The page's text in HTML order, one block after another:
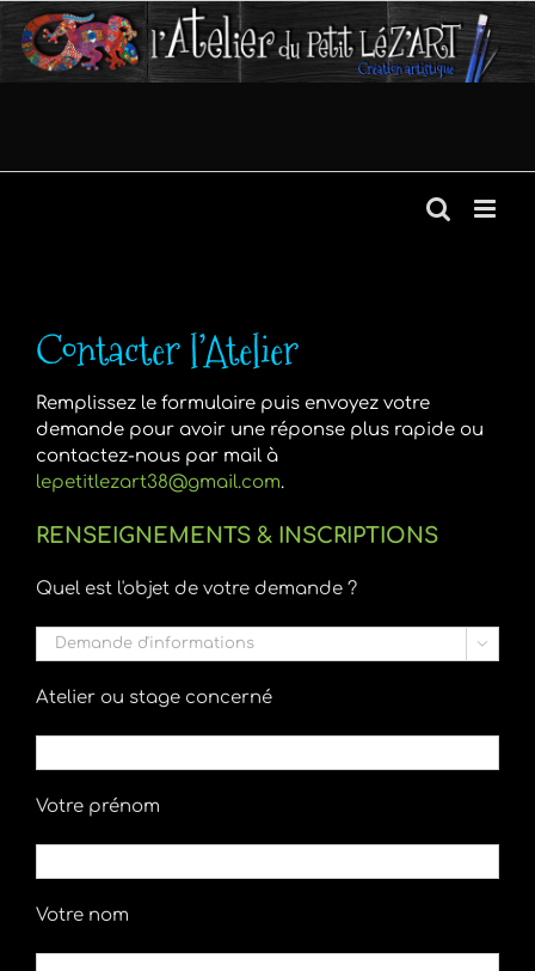
Passer
au
contenu
Contacter l’Atelier
Remplissez le formulaire puis envoyez votre
demande pour avoir une réponse plus rapide ou
contactez-nous par mail à
lepetitlezart38@gmail.com.
RENSEIGNEMENTS & INSCRIPTIONS
Quel est l'objet de votre demande ?

Atelier ou stage concerné
Votre prénom
Votre nom